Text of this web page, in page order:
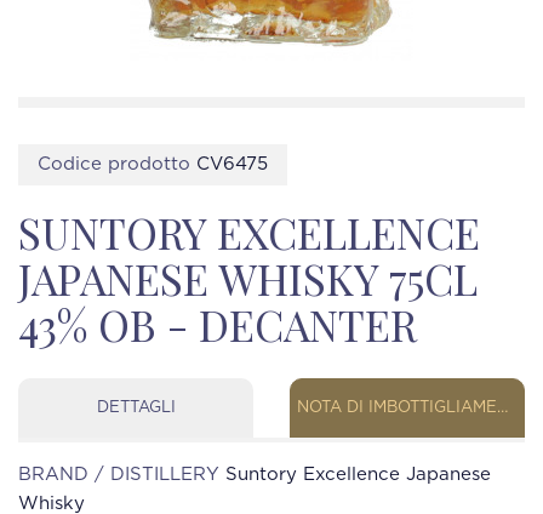
Codice prodotto CV6475
SUNTORY EXCELLENCE
JAPANESE WHISKY 75CL
43% OB - DECANTER
DETTAGLI NOTA DI IMBOTTIGLIAMENTO
BRAND / DISTILLERY Suntory Excellence Japanese
Whisky